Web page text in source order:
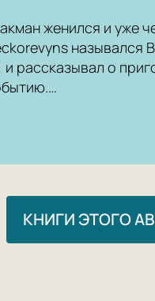
женился и уже
назывался
рассказывал о
КНИГИ ЭТОГО